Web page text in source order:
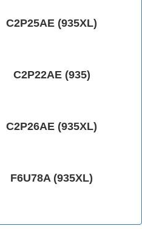
C2P25AE (935XL)
C2P22AE (935)
C2P26AE (935XL)
F6U78A (935XL)